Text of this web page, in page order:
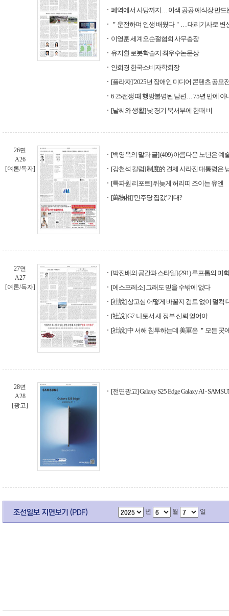
폐역에서 사당까지… 이색 공공 예식장 만드
＂운전하며 인생 배웠다＂… 대리기사로 변
이영훈 세계오순절협회 사무총장
유지환 로봇학술지 최우수논문상
안희경 한국소비자학회장
[플라자] '2025년 장애인 미디어 콘텐츠 공모
6·25전쟁 때 행방불명된 남편… 75년 만에
[날씨와 생활] 낮 경기 북서부에 한때 비
26면
A26
[여론/독자]
[백영옥의 말과 글] (409) 아름다운 노년은 예
[강천석 칼럼] 制度的 견제 사라진 대통령은
[특파원 리포트] 뒤늦게 허리띠 조이는 유엔
[萬物相] '민주당 집값' 기대?
27면
A27
[여론/독자]
[박진배의 공간과 스타일] (291) 루프톱의 미학
[에스프레소] 그래도 믿을 수밖에 없다
[社說] 상고심 어떻게 바꿀지 검토 없이 덜컥
[社說] G7·나토서 새 정부 신뢰 얻어야
[社說] 中 서해 침투하는데 美軍은 ＂모든 곳
28면
A28
[광고]
[전면광고] Galaxy S25 Edge Galaxy AI -
년 월 일